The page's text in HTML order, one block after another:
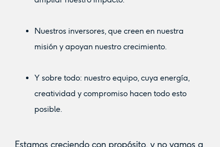
Nuestros inversores, que creen en nuestra
misión y apoyan nuestro crecimiento.
Y sobre todo: nuestro equipo, cuya energía,
creatividad y compromiso hacen todo esto
posible.
Estamos creciendo con propósito, y no vamos a